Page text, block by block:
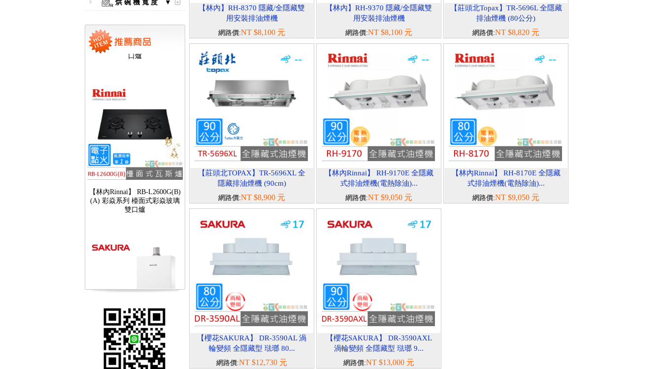
烘 碗 機 寬 度 ▼
【林內Rinnai】 RB-L2600S(A)
彩焱系列 檯面式彩焱不銹鋼雙
口爐
【林內Rinnai】 RB-L2600G(B)
雙口爐
【櫻花SAKURA】 DH-1605A
16公升/分 數位恆溫 LCD溫度設
定 分段火排
【林內】RH-8370 隱藏/全隱藏雙
用安裝排油煙機
網路價:NT $8,100 元
【林內】RH-9370 隱藏/全隱藏雙
用安裝排油煙機
網路價:NT $8,100 元
【莊頭北Topax】TR-5696L 全隱藏
排油煙機 (80公分)
網路價:NT $8,820 元
【莊頭北TOPAX】TR-5696XL 全
隱藏排油煙機 (90cm)
網路價:NT $8,900 元
【林內Rinnai】 RH-9170E 全隱藏
式排油煙機(電熱除油)...
網路價:NT $9,050 元
【林內Rinnai】 RH-8170E 全隱藏
式排油煙機(電熱除油)...
網路價:NT $9,050 元
【櫻花SAKURA】 DR-3590AL 渦
輪變頻 全隱藏型 琺瑯 80...
網路價:NT $12,730 元
【櫻花SAKURA】 DR-3590AXL
渦輪變頻 全隱藏型 琺瑯 9...
網路價:NT $13,000 元